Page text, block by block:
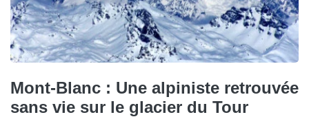
Mont-Blanc : Une alpiniste retrouvée
sans vie sur le glacier du Tour